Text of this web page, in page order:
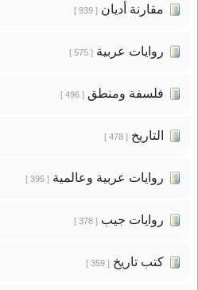
مقارنة أديان[ 939 ]
روايات عربية[ 575 ]
فلسفة ومنطق[ 496 ]
التاريخ[ 478 ]
روايات عربية وعالمية[ 395 ]
روايات جيب[ 378 ]
كتب تاريخ[ 359 ]